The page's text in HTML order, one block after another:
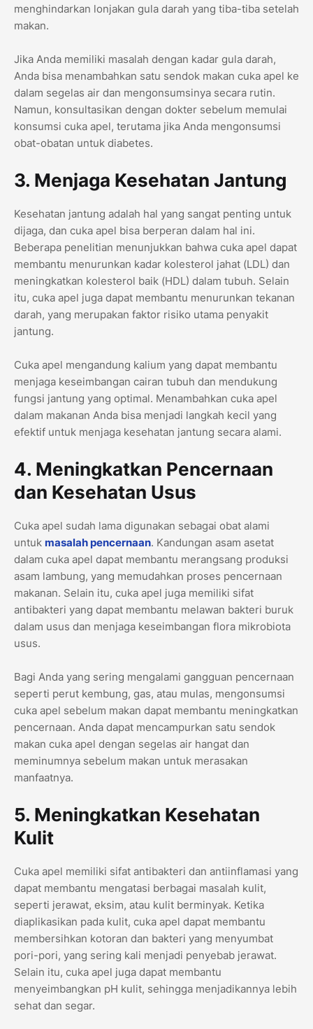
menghindarkan lonjakan gula darah yang tiba-tiba setelah
makan.
Jika Anda memiliki masalah dengan kadar gula darah,
Anda bisa menambahkan satu sendok makan cuka apel ke
dalam segelas air dan mengonsumsinya secara rutin.
Namun, konsultasikan dengan dokter sebelum memulai
konsumsi cuka apel, terutama jika Anda mengonsumsi
obat-obatan untuk diabetes.
3. Menjaga Kesehatan Jantung
Kesehatan jantung adalah hal yang sangat penting untuk
dijaga, dan cuka apel bisa berperan dalam hal ini.
Beberapa penelitian menunjukkan bahwa cuka apel dapat
membantu menurunkan kadar kolesterol jahat (LDL) dan
meningkatkan kolesterol baik (HDL) dalam tubuh. Selain
itu, cuka apel juga dapat membantu menurunkan tekanan
darah, yang merupakan faktor risiko utama penyakit
jantung.
Cuka apel mengandung kalium yang dapat membantu
menjaga keseimbangan cairan tubuh dan mendukung
fungsi jantung yang optimal. Menambahkan cuka apel
dalam makanan Anda bisa menjadi langkah kecil yang
efektif untuk menjaga kesehatan jantung secara alami.
4. Meningkatkan Pencernaan
dan Kesehatan Usus
Cuka apel sudah lama digunakan sebagai obat alami
untuk masalah pencernaan. Kandungan asam asetat
dalam cuka apel dapat membantu merangsang produksi
asam lambung, yang memudahkan proses pencernaan
makanan. Selain itu, cuka apel juga memiliki sifat
antibakteri yang dapat membantu melawan bakteri buruk
dalam usus dan menjaga keseimbangan flora mikrobiota
usus.
Bagi Anda yang sering mengalami gangguan pencernaan
seperti perut kembung, gas, atau mulas, mengonsumsi
cuka apel sebelum makan dapat membantu meningkatkan
pencernaan. Anda dapat mencampurkan satu sendok
makan cuka apel dengan segelas air hangat dan
meminumnya sebelum makan untuk merasakan
manfaatnya.
5. Meningkatkan Kesehatan
Kulit
Cuka apel memiliki sifat antibakteri dan antiinflamasi yang
dapat membantu mengatasi berbagai masalah kulit,
seperti jerawat, eksim, atau kulit berminyak. Ketika
diaplikasikan pada kulit, cuka apel dapat membantu
membersihkan kotoran dan bakteri yang menyumbat
pori-pori, yang sering kali menjadi penyebab jerawat.
Selain itu, cuka apel juga dapat membantu
menyeimbangkan pH kulit, sehingga menjadikannya lebih
sehat dan segar.